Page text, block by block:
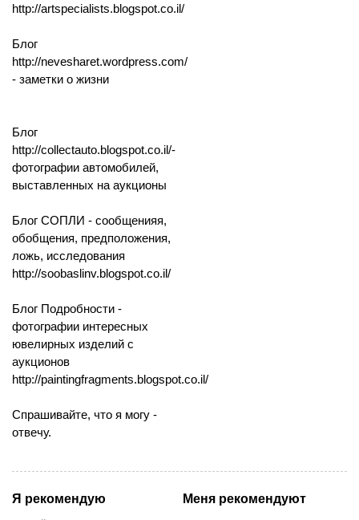
http://artspecialists.blogspot.co.il/
Блог
http://nevesharet.wordpress.com/
- заметки о жизни
Блог
http://collectauto.blogspot.co.il/-
фотографии автомобилей,
выставленных на аукционы
Блог СОПЛИ - сообщенияя,
обобщения, предположения,
ложь, исследования
http://soobaslinv.blogspot.co.il/
Блог Подробности -
фотографии интересных
ювелирных изделий с
аукционов
http://paintingfragments.blogspot.co.il/
Спрашивайте, что я могу -
отвечу.
Я рекомендую Меня рекомендуют